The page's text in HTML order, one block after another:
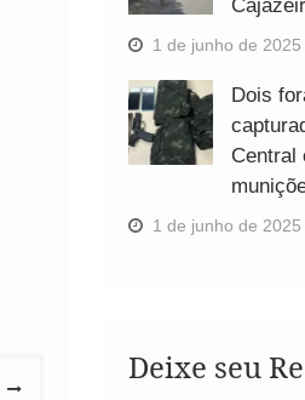
1 de junho de 2025
Dois
Central
1 de junho de 2025
Deixe seu